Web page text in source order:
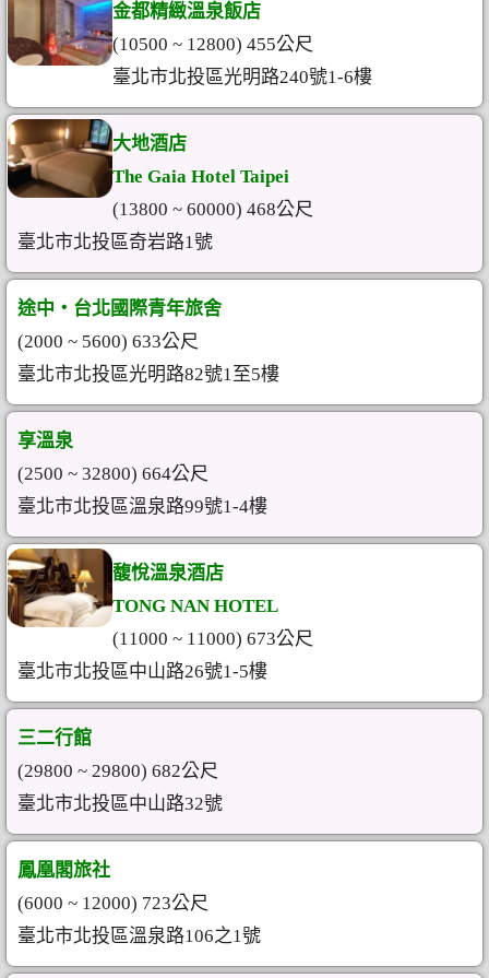
金都精緻溫泉飯店
(10500 ~ 12800) 455公尺
臺北市北投區光明路240號1-6樓
大地酒店
The Gaia Hotel Taipei
(13800 ~ 60000) 468公尺
臺北市北投區奇岩路1號
途中‧台北國際青年旅舍
(2000 ~ 5600) 633公尺
臺北市北投區光明路82號1至5樓
享溫泉
(2500 ~ 32800) 664公尺
臺北市北投區溫泉路99號1-4樓
馥悅溫泉酒店
TONG NAN HOTEL
(11000 ~ 11000) 673公尺
臺北市北投區中山路26號1-5樓
三二行館
(29800 ~ 29800) 682公尺
臺北市北投區中山路32號
鳳凰閣旅社
(6000 ~ 12000) 723公尺
臺北市北投區溫泉路106之1號